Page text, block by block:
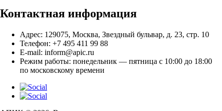
Контактная информация
Адрес: 129075, Москва, Звездный бульвар, д. 23, стр. 10
Телефон: +7 495 411 99 88
E-mail: inform@apic.ru
Режим работы: понедельник — пятница с 10:00 до 18:00
по московскому времени